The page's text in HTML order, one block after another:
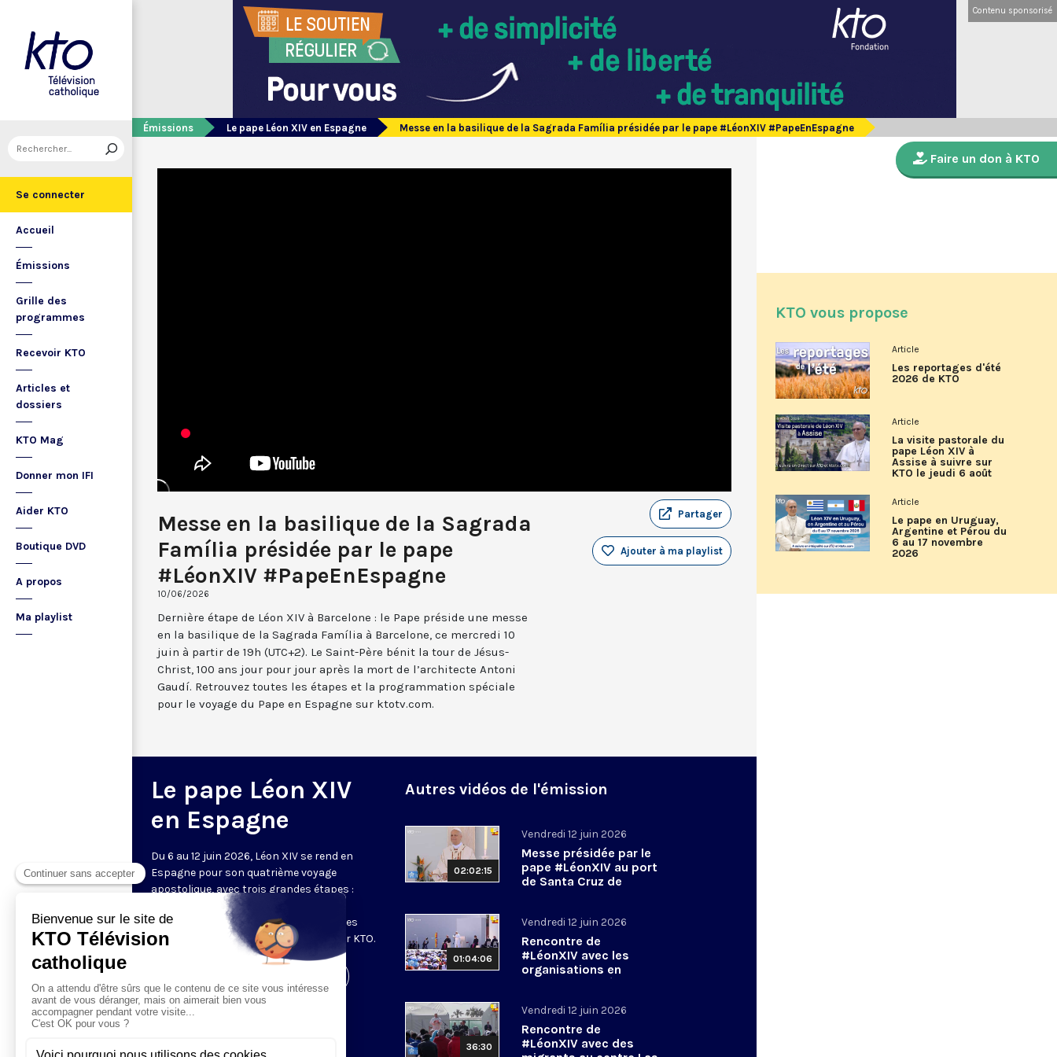
Se connecter
Accueil
Émissions
Grille des
programmes
Recevoir KTO
Articles et
dossiers
KTO Mag
Donner mon IFI
Aider KTO
Boutique DVD
A propos
Ma playlist
Contenu sponsorisé
Émissions Le pape Léon XIV en Espagne Messe en la basilique de la Sagrada Família présidée par le pape #LéonXIV #PapeEnEspagne
Messe en la basilique de la Sagrada
Família présidée par le pape
#LéonXIV #PapeEnEspagne
10/06/2026
Partager
Ajouter à ma playlist
Dernière étape de Léon XIV à Barcelone : le Pape préside une messe
en la basilique de la Sagrada Família à Barcelone, ce mercredi 10
juin à partir de 19h (UTC+2). Le Saint-Père bénit la tour de Jésus-
Christ, 100 ans jour pour jour après la mort de l’architecte Antoni
Gaudí. Retrouvez toutes les étapes et la programmation spéciale
pour le voyage du Pape en Espagne sur ktotv.com.
Le pape Léon XIV
en Espagne
Du 6 au 12 juin 2026, Léon XIV se rend en
Espagne pour son quatrième voyage
apostolique, avec trois grandes étapes :
Madrid, Barcelone, et les îles Canaries.
Retrouvez sur cette page l’ensemble des
temps forts de cette visite, diffusés sur KTO.
Autres vidéos de l'émission
02:02:15
Vendredi 12 juin 2026
Messe présidée par le
pape #LéonXIV au port
de Santa Cruz de
01:04:06
Vendredi 12 juin 2026
Rencontre de
#LéonXIV avec les
organisations en
charge de l’intégration
#PapeenEspagne
36:30
Vendredi 12 juin 2026
Rencontre de
#LéonXIV avec des
Faire un don à KTO
KTO vous propose
Article
Les reportages d'été
2026 de KTO
Article
La visite pastorale du
pape Léon XIV à
Assise à suivre sur
KTO le jeudi 6 août
Article
Le pape en Uruguay,
Argentine et Pérou du
6 au 17 novembre
2026